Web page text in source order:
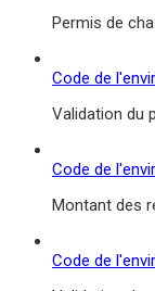
Permis de
Code de
Validation du
Code de
Montant des
Code de